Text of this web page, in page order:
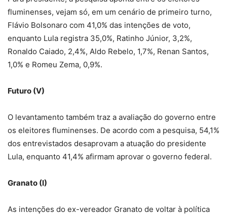
fluminenses, vejam só, em um cenário de primeiro turno,
Flávio Bolsonaro com 41,0% das intenções de voto,
enquanto Lula registra 35,0%, Ratinho Júnior, 3,2%,
Ronaldo Caiado, 2,4%, Aldo Rebelo, 1,7%, Renan Santos,
1,0% e Romeu Zema, 0,9%.
Futuro (V)
O levantamento também traz a avaliação do governo entre
os eleitores fluminenses. De acordo com a pesquisa, 54,1%
dos entrevistados desaprovam a atuação do presidente
Lula, enquanto 41,4% afirmam aprovar o governo federal.
Granato (I)
As intenções do ex-vereador Granato de voltar à política